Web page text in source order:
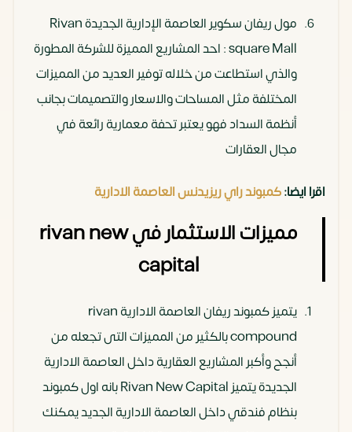
مول ريفان سكوير العاصمة الإدارية الجديدة ‏Rivan
square Mall : احد المشاريع المميزة للشركة المطورة
والذي استطاعت من خلاله توفير العديد من المميزات
المختلفة مثل المساحات والاسعار والتصميمات بجانب
أنظمة السداد فهو يعتبر تحفة معمارية رائعة في
مجال العقارات
اقرا ايضا:كمبوند راي ريزيدنس العاصمة الادارية
مميزات الاستثمار في rivan new
capital
يتميز كمبوند ريفان العاصمة الادارية rivan
compound بالكثير من المميزات التى تجعله من
أنجح وأكبر المشاريع العقارية داخل العاصمة الادارية
الجديدة يتميز Rivan New Capital بانه اول كمبوند
بنظام فندقي داخل العاصمة الادارية الجديد يمكنك